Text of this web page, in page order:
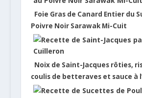
Foie Gras de Canard Entier du
Poivre Noir Sarawak Mi-Cuit
Noix de Saint-Jacques rôties,
coulis de betteraves et sauce à